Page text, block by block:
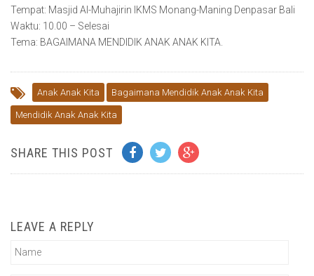
Tempat: Masjid Al-Muhajirin IKMS Monang-Maning Denpasar Bali
Waktu: 10.00 – Selesai
Tema: BAGAIMANA MENDIDIK ANAK ANAK KITA.
Anak Anak Kita Bagaimana Mendidik Anak Anak Kita
Mendidik Anak Anak Kita
SHARE THIS POST
LEAVE A REPLY